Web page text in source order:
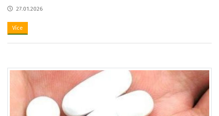
27.01.2026
Více